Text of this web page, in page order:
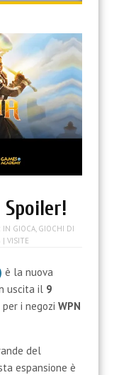
IN GIOCA, GIOCHI DI
| VISITE
è la nuova
uscita il 9
per i negozi WPN
del
espansione è